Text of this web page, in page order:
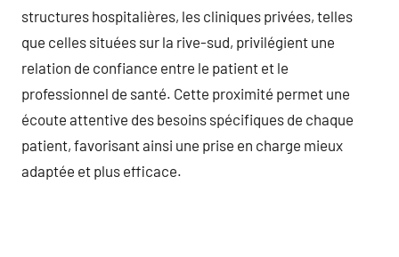
structures hospitalières, les cliniques privées, telles
que celles situées sur la rive-sud, privilégient une
relation de confiance entre le patient et le
professionnel de santé. Cette proximité permet une
écoute attentive des besoins spécifiques de chaque
patient, favorisant ainsi une prise en charge mieux
adaptée et plus efficace.